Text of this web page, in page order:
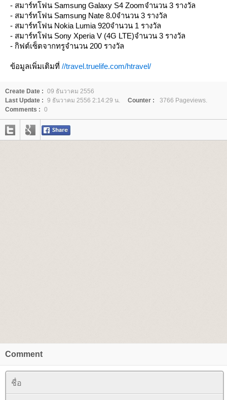
- สมาร์ทโฟน Samsung Galaxy S4 Zoomจำนวน 3 รางวัล
- สมาร์ทโฟน Samsung Nate 8.0จำนวน 3 รางวัล
- สมาร์ทโฟน Nokia Lumia 920จำนวน 1 รางวัล
- สมาร์ทโฟน Sony Xperia V (4G LTE)จำนวน 3 รางวัล
- กิฟต์เซ็ตจากทรูจำนวน 200 รางวัล
ข้อมูลเพิ่มเติมที่ //travel.truelife.com/htravel/
Create Date : 09 ธันวาคม 2556
Last Update : 9 ธันวาคม 2556 2:14:29 น. Counter :
3766 Pageviews.
Comments : 0
Comment